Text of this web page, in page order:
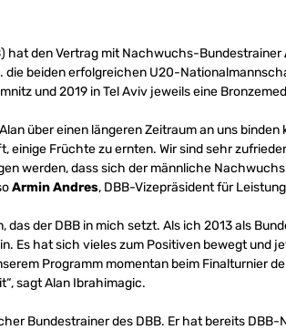
hat den Vertrag mit Nachwuchs-Bundestrainer
beiden erfolgreichen U20-
und 2019 in Tel Aviv jeweils eine
über einen längeren Zeitraum an uns
einige Früchte zu ernten. Wir sind sehr
werden, dass sich der männliche
Armin Andres, DBB-Vizepräsident für
das der DBB in mich setzt. Als ich 2013 als
Es hat sich vieles zum Positiven bewegt und
Programm momentan beim Finalturnier
sagt Alan Ibrahimagic.
Bundestrainer des DBB. Er hat bereits